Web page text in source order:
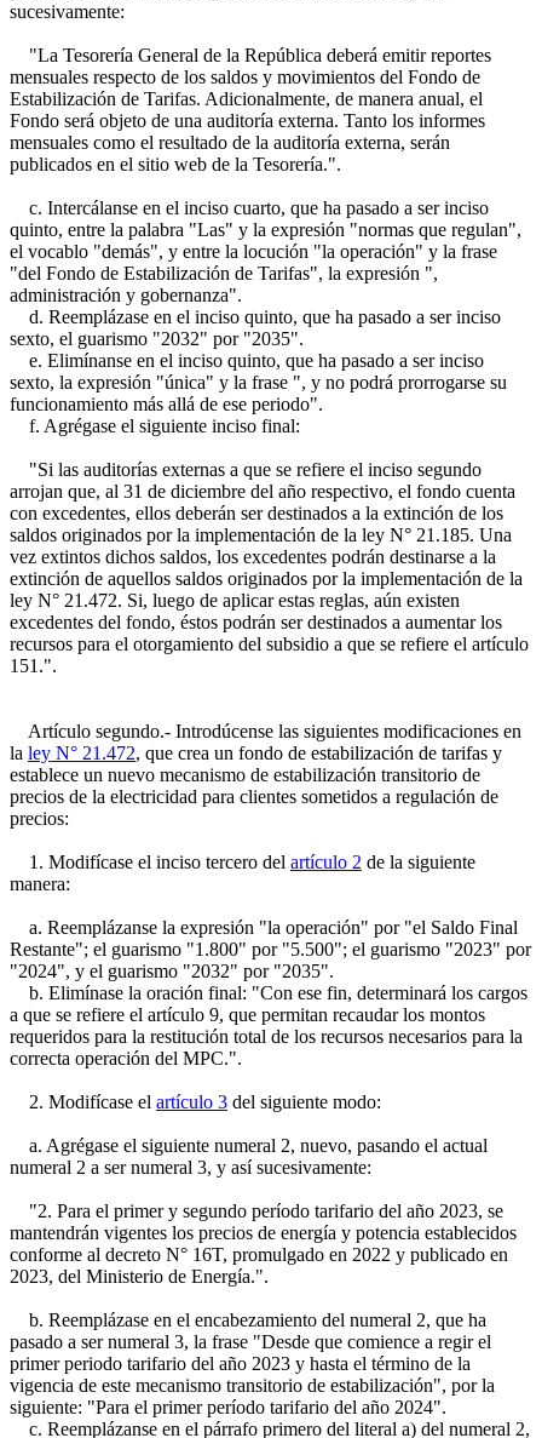
sucesivamente:
"La Tesorería General de la República deberá emitir reportes
mensuales respecto de los saldos y movimientos del Fondo de
Estabilización de Tarifas. Adicionalmente, de manera anual, el
Fondo será objeto de una auditoría externa. Tanto los informes
mensuales como el resultado de la auditoría externa, serán
publicados en el sitio web de la Tesorería.".
c. Intercálanse en el inciso cuarto, que ha pasado a ser inciso
quinto, entre la palabra "Las" y la expresión "normas que regulan",
el vocablo "demás", y entre la locución "la operación" y la frase
"del Fondo de Estabilización de Tarifas", la expresión ",
administración y gobernanza".
d. Reemplázase en el inciso quinto, que ha pasado a ser inciso
sexto, el guarismo "2032" por "2035".
e. Elimínanse en el inciso quinto, que ha pasado a ser inciso
sexto, la expresión "única" y la frase ", y no podrá prorrogarse su
funcionamiento más allá de ese periodo".
f. Agrégase el siguiente inciso final:
"Si las auditorías externas a que se refiere el inciso segundo
arrojan que, al 31 de diciembre del año respectivo, el fondo cuenta
con excedentes, ellos deberán ser destinados a la extinción de los
saldos originados por la implementación de la ley N° 21.185. Una
vez extintos dichos saldos, los excedentes podrán destinarse a la
extinción de aquellos saldos originados por la implementación de la
ley N° 21.472. Si, luego de aplicar estas reglas, aún existen
excedentes del fondo, éstos podrán ser destinados a aumentar los
recursos para el otorgamiento del subsidio a que se refiere el artículo
151.".
Artículo segundo.- Introdúcense las siguientes modificaciones en
la ley N° 21.472, que crea un fondo de estabilización de tarifas y
establece un nuevo mecanismo de estabilización transitorio de
precios de la electricidad para clientes sometidos a regulación de
precios:
1. Modifícase el inciso tercero del artículo 2 de la siguiente
manera:
a. Reemplázanse la expresión "la operación" por "el Saldo Final
Restante"; el guarismo "1.800" por "5.500"; el guarismo "2023" por
"2024", y el guarismo "2032" por "2035".
b. Elimínase la oración final: "Con ese fin, determinará los cargos
a que se refiere el artículo 9, que permitan recaudar los montos
requeridos para la restitución total de los recursos necesarios para la
correcta operación del MPC.".
2. Modifícase el artículo 3 del siguiente modo:
a. Agrégase el siguiente numeral 2, nuevo, pasando el actual
numeral 2 a ser numeral 3, y así sucesivamente:
"2. Para el primer y segundo período tarifario del año 2023, se
mantendrán vigentes los precios de energía y potencia establecidos
conforme al decreto N° 16T, promulgado en 2022 y publicado en
2023, del Ministerio de Energía.".
b. Reemplázase en el encabezamiento del numeral 2, que ha
pasado a ser numeral 3, la frase "Desde que comience a regir el
primer periodo tarifario del año 2023 y hasta el término de la
vigencia de este mecanismo transitorio de estabilización", por la
siguiente: "Para el primer período tarifario del año 2024".
c. Reemplázanse en el párrafo primero del literal a) del numeral 2,